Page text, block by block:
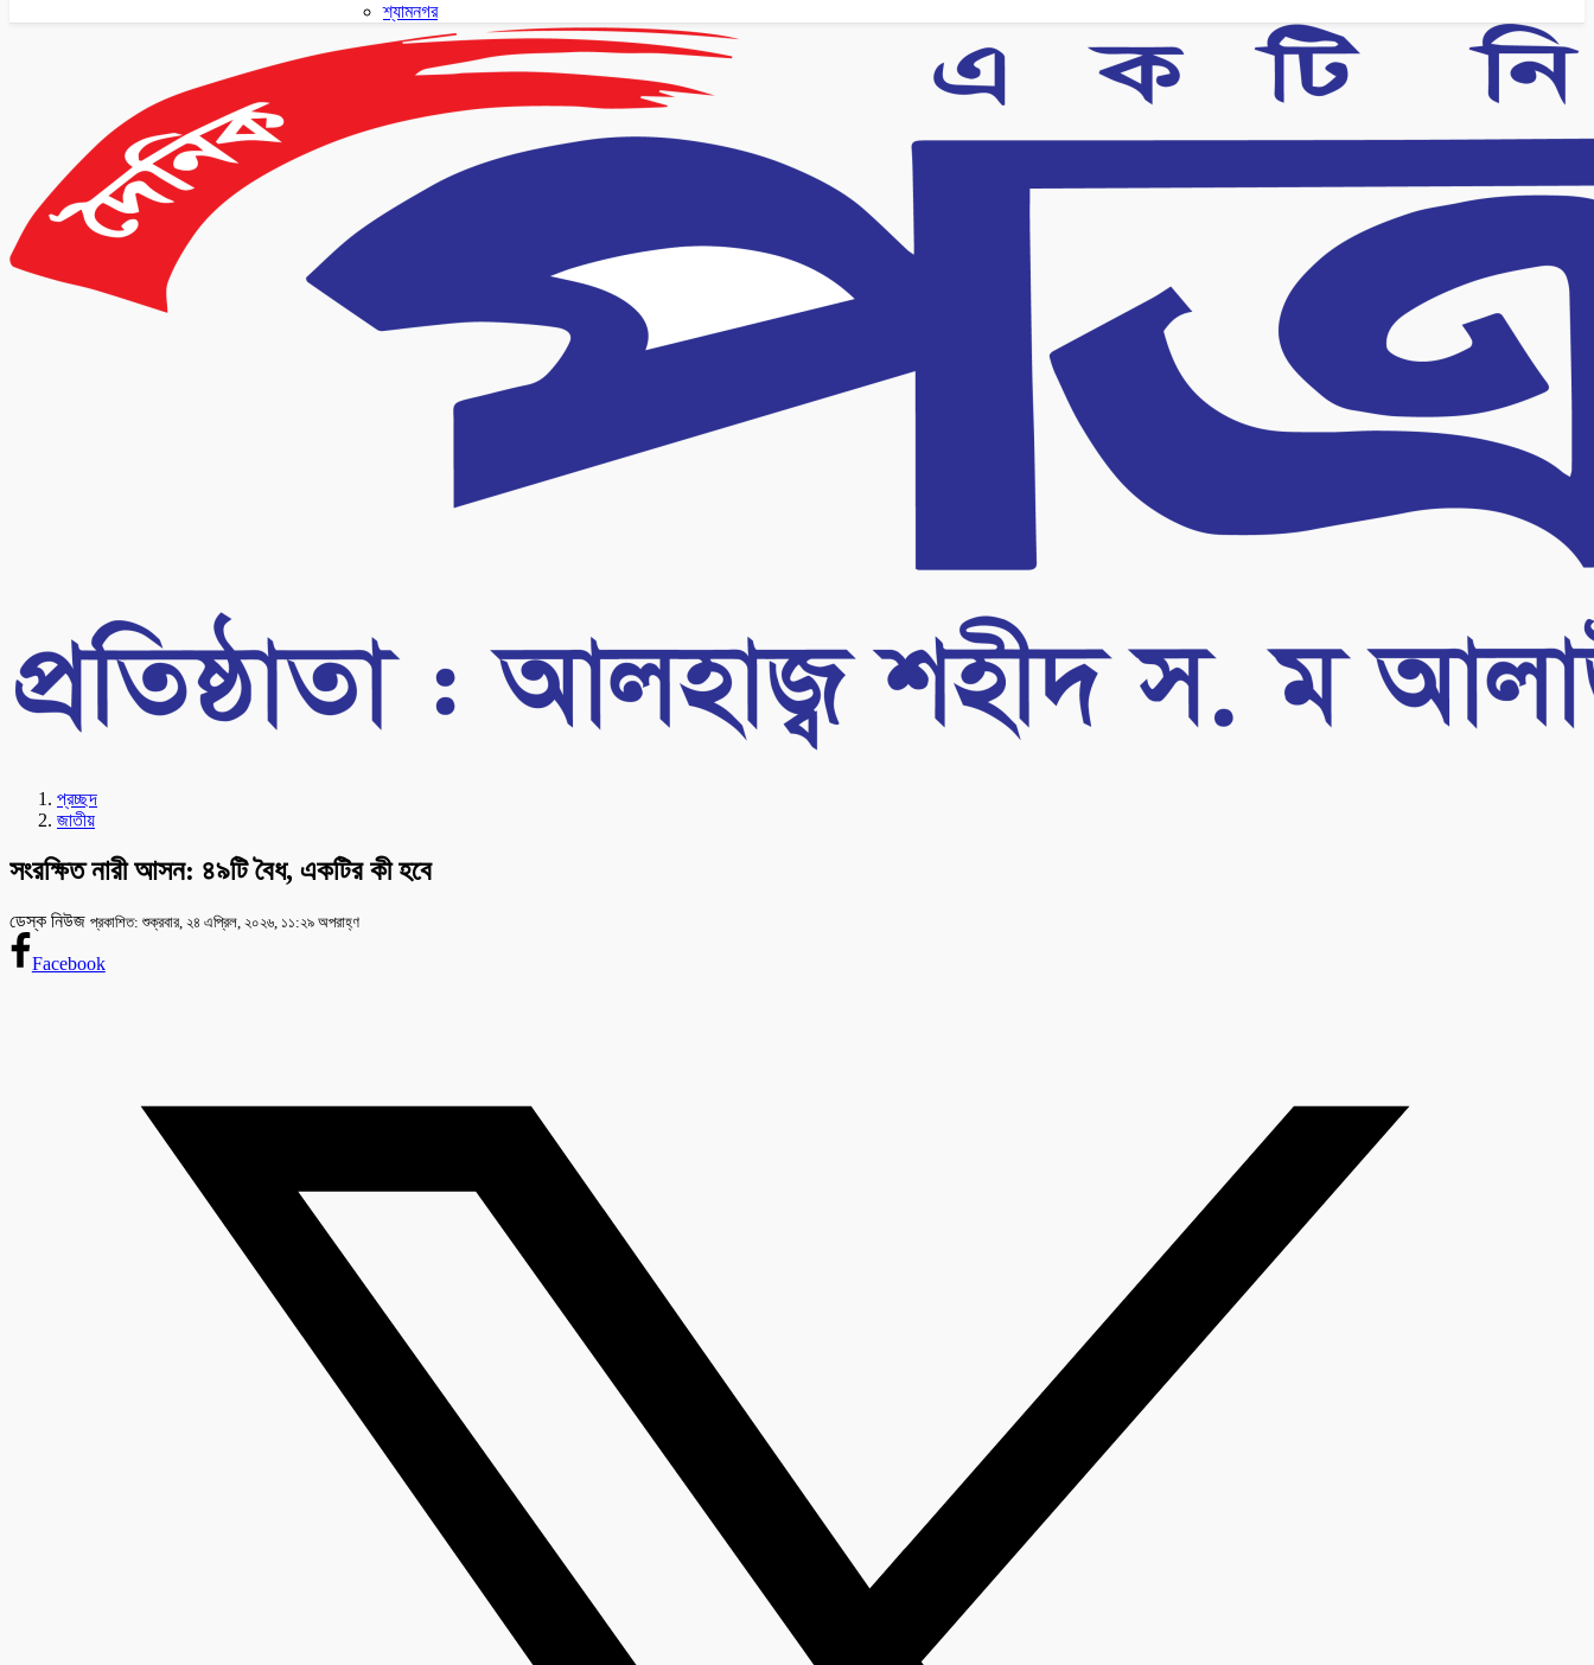
শ্যামনগর
প্রচ্ছদ
জাতীয়
সংরক্ষিত নারী আসন: ৪৯টি বৈধ, একটির কী হবে
ডেস্ক নিউজ প্রকাশিত: শুক্রবার, ২৪ এপ্রিল, ২০২৬, ১১:২৯ অপরাহ্ণ
Facebook